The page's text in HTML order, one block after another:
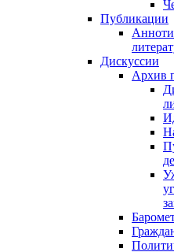
Публикации
Дискуссии
Архив